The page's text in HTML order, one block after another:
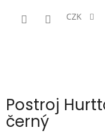
CZK
Postroj
černý